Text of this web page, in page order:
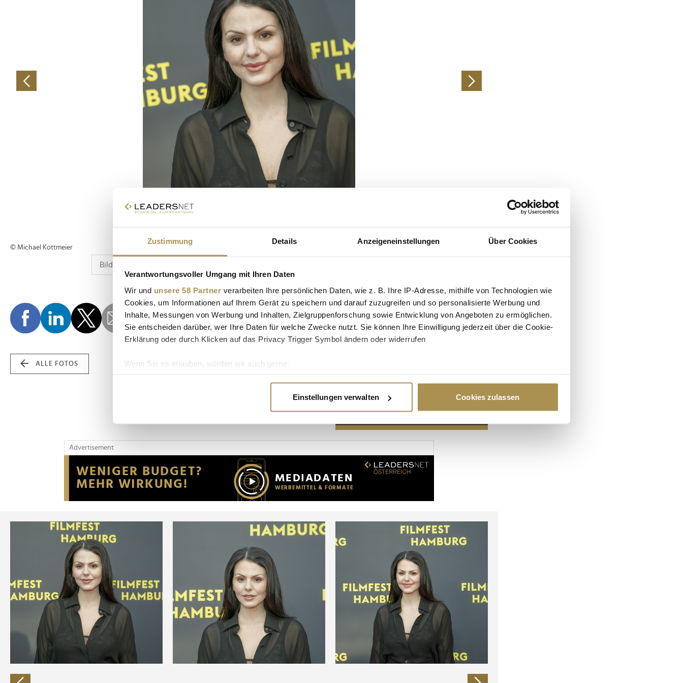
Zustimmung Details Anzeigeneinstellungen Über Cookies
Verantwortungsvoller Umgang mit Ihren Daten
Wir und unsere 58 Partner verarbeiten Ihre persönlichen Daten, wie z. B. Ihre IP-Adresse, mithilfe von Technologien wie
Cookies, um Informationen auf Ihrem Gerät zu speichern und darauf zuzugreifen und so personalisierte Werbung und
Inhalte, Messungen von Werbung und Inhalten, Zielgruppenforschung sowie Entwicklung von Angeboten zu ermöglichen.
Sie entscheiden darüber, wer Ihre Daten für welche Zwecke nutzt. Sie können Ihre Einwilligung jederzeit über die Cookie-
Erklärung oder durch Klicken auf das Privacy Trigger Symbol ändern oder widerrufen
Wenn Sie es erlauben, würden wir auch gerne:
Erfahren Sie mehr darüber, wie Ihre persönlichen Daten verarbeitet werden, und legen Sie Ihre Präferenzen im
Wir verwenden Cookies, um Inhalte und Anzeigen zu personalisieren, Funktionen für soziale Medien anbieten zu können
Website an unsere Partner für soziale Medien, Werbung und Analysen weiter. Unsere Partner führen diese Informationen
möglicherweise mit weiteren Daten zusammen, die Sie ihnen bereitgestellt haben oder die sie im Rahmen Ihrer Nutzung
der Dienste gesammelt haben.
Einstellungen verwalten Cookies zulassen
© Michael Kottmeier
ALLE FOTOS
Advertisement
Advertisement